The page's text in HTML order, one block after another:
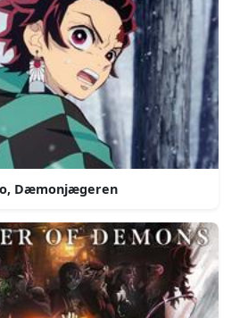
Dæmonjægeren